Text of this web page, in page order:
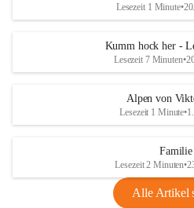
Lesezeit 1 Minute•
Kumm hock her -
Lesezeit 7 Minuten•
Alpen von
Lesezeit 1 Minute•
Familie
Lesezeit 2 Minuten•
Alle Artikel